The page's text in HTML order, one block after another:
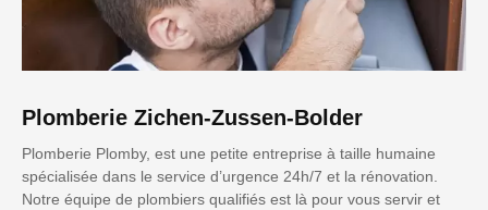
Plomberie Zichen-Zussen-Bolder
Plomberie Plomby, est une petite entreprise à taille humaine
spécialisée dans le service d’urgence 24h/7 et la rénovation.
Notre équipe de plombiers qualifiés est là pour vous servir et